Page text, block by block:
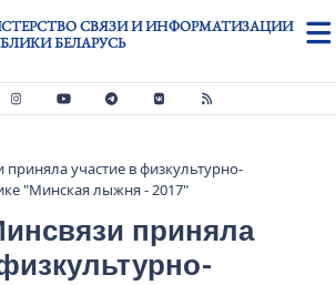
СВЯЗИ И ИНФОРМАТИЗАЦИИ
БЕЛАРУСЬ
участие в физкультурно-
"Минская лыжня - 2017"
приняла